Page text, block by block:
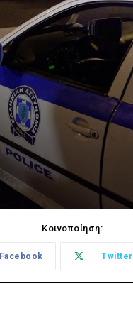
Κοινοποίηση:
Facebook Twitter